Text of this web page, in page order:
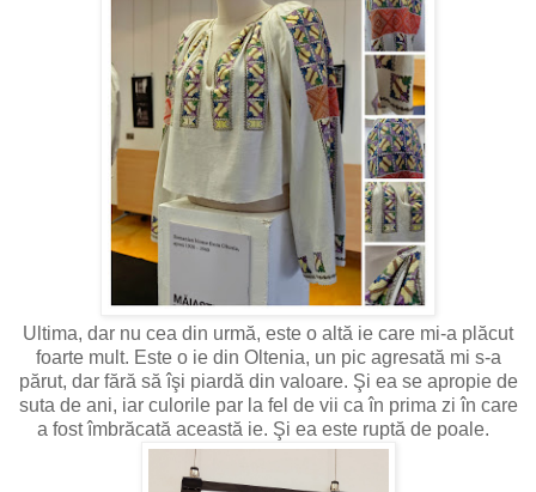
Ultima, dar nu cea din urmă, este o altă ie care mi-a plăcut
foarte mult. Este o ie din Oltenia, un pic agresată mi s-a
părut, dar fără să îşi piardă din valoare. Şi ea se apropie de
suta de ani, iar culorile par la fel de vii ca în prima zi în care
a fost îmbrăcată această ie. Şi ea este ruptă de poale.